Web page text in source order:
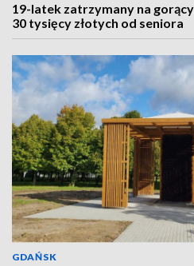
19-latek zatrzymany na
30 tysięcy złotych od seniora
GDAŃSK